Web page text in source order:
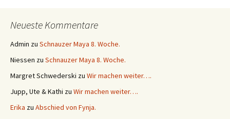
Neueste Kommentare
Admin zu Schnauzer Maya 8. Woche.
Niessen zu Schnauzer Maya 8. Woche.
Margret Schwederski zu Wir machen weiter….
Jupp, Ute & Kathi zu Wir machen weiter….
Erika zu Abschied von Fynja.